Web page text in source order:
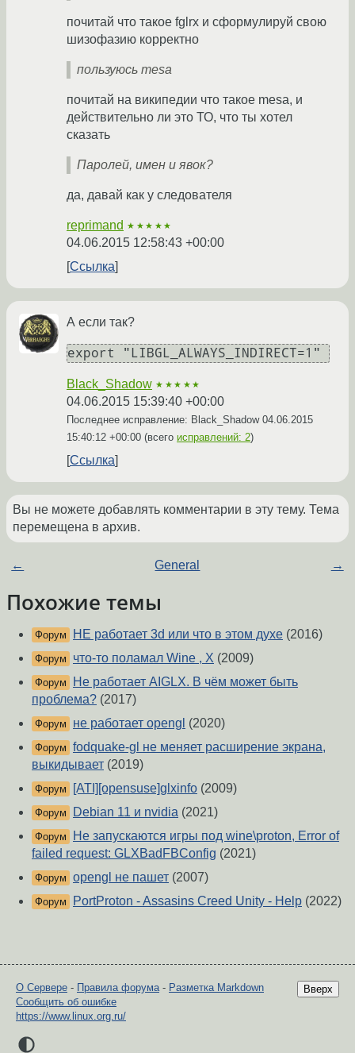
почитай что такое fglrx и сформулируй свою
шизофазию корректно
пользуюсь mesa
почитай на википедии что такое mesa, и
действительно ли это ТО, что ты хотел
сказать
Паролей, имен и явок?
да, давай как у следователя
reprimand ★★★★★
04.06.2015 12:58:43 +00:00
Ссылка
А если так?
export "LIBGL_ALWAYS_INDIRECT=1"
Black_Shadow ★★★★★
04.06.2015 15:39:40 +00:00
Последнее исправление: Black_Shadow 04.06.2015
15:40:12 +00:00 (всего исправлений: 2)
Ссылка
Вы не можете добавлять комментарии в эту тему. Тема
перемещена в архив.
← General →
Похожие темы
Форум НЕ работает 3d или что в этом духе (2016)
Форум что-то поламал Wine , X (2009)
Форум
Не работает AIGLX. В чём может быть
проблема? (2017)
Форум не работает opengl (2020)
Форум fodquake-gl не меняет расширение экрана,
выкидывает (2019)
Форум [ATI][opensuse]glxinfo (2009)
Форум Debian 11 и nvidia (2021)
Форум
Не запускаются игры под wine\proton, Error of
failed request: GLXBadFBConfig (2021)
Форум opengl не пашет (2007)
Форум PortProton - Assasins Creed Unity - Help (2022)
Вверх
О Сервере - Правила форума- Разметка Markdown
Сообщить об ошибке
https://www.linux.org.ru/